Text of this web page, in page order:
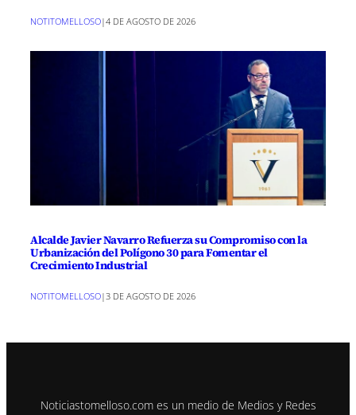
NOTITOMELLOSO|4 DE AGOSTO DE 2026
Alcalde Javier Navarro Refuerza su Compromiso con la
Urbanización del Polígono 30 para Fomentar el
Crecimiento Industrial
NOTITOMELLOSO|3 DE AGOSTO DE 2026
Noticiastomelloso.com es un medio de Medios y Redes